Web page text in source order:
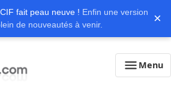
fait peau neuve ! Enfin une version
de nouveautés à venir.
×
Menu